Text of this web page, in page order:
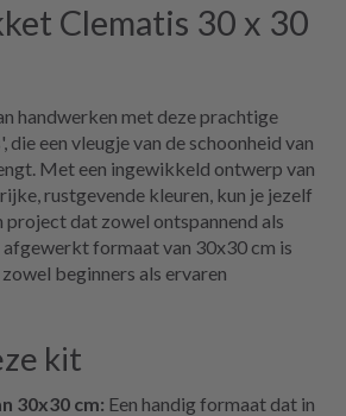
Clematis 30 x 30
handwerken met deze prachtige
een vleugje van de schoonheid van
Met een ingewikkeld ontwerp van
rustgevende kleuren, kun je jezelf
project dat zowel ontspannend als
formaat van 30x30 cm is
beginners als ervaren
kit
30x30 cm: Een handig formaat dat in